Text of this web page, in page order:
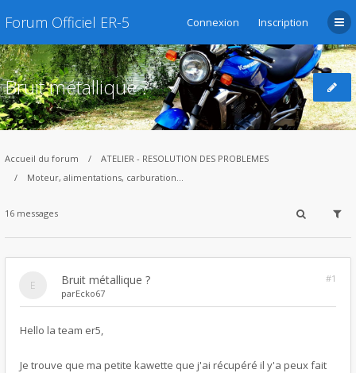
Forum Officiel ER-5 Connexion Inscription
Bruit métallique ?
Accueil du forum
ATELIER - RESOLUTION DES PROBLEMES
Moteur, alimentations, carburation...
16 messages
Bruit métallique ?
#1
parEcko67
Hello la team er5,
Je trouve que ma petite kawette que j'ai récupéré il y'a peux fait